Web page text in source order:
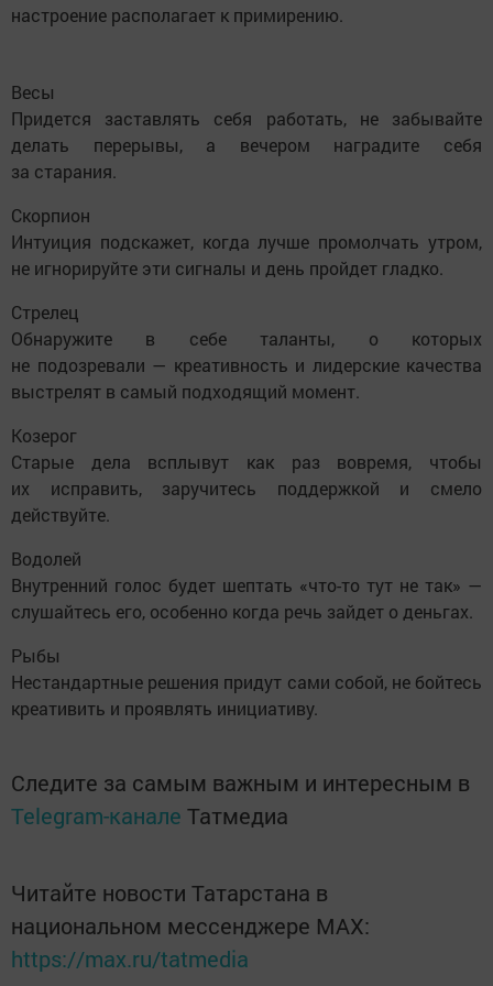
настроение располагает к примирению.
Весы
Придется заставлять себя работать, не забывайте
делать перерывы, а вечером наградите себя
за старания.
Скорпион
Интуиция подскажет, когда лучше промолчать утром,
не игнорируйте эти сигналы и день пройдет гладко.
Стрелец
Обнаружите в себе таланты, о которых
не подозревали — креативность и лидерские качества
выстрелят в самый подходящий момент.
Козерог
Старые дела всплывут как раз вовремя, чтобы
их исправить, заручитесь поддержкой и смело
действуйте.
Водолей
Внутренний голос будет шептать «что-то тут не так» —
слушайтесь его, особенно когда речь зайдет о деньгах.
Рыбы
Нестандартные решения придут сами собой, не бойтесь
креативить и проявлять инициативу.
Следите за самым важным и интересным в
Telegram-канале Татмедиа
Читайте новости Татарстана в
национальном мессенджере MАХ:
https://max.ru/tatmedia